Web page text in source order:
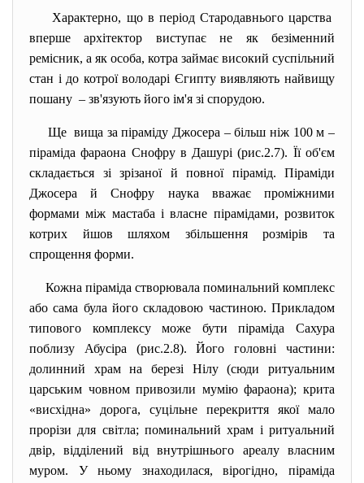
Характерно, що в період Стародавнього царства
вперше архітектор виступає не як безіменний
ремісник, а як особа, котра займає високий суспільний
стан і до котрої володарі Єгипту виявляють найвищу
пошану – зв'язують його ім'я зі спорудою.
Ще вища за піраміду Джосера – більш ніж 100 м –
піраміда фараона Снофру в Дашурі (рис.2.7). Її об'єм
складається зі зрізаної й повної пірамід. Піраміди
Джосера й Снофру наука вважає проміжними
формами між мастаба і власне пірамідами, розвиток
котрих йшов шляхом збільшення розмірів та
спрощення форми.
Кожна піраміда створювала поминальний комплекс
або сама була його складовою частиною. Прикладом
типового комплексу може бути піраміда Сахура
поблизу Абусіра (рис.2.8). Його головні частини:
долинний храм на березі Нілу (сюди ритуальним
царським човном привозили мумію фараона); крита
«висхідна» дорога, суцільне перекриття якої мало
прорізи для світла; поминальний храм і ритуальний
двір, відділений від внутрішнього ареалу власним
муром. У ньому знаходилася, вірогідно, піраміда